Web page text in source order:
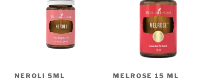
NEROLI 5ML MELROSE 15 ML